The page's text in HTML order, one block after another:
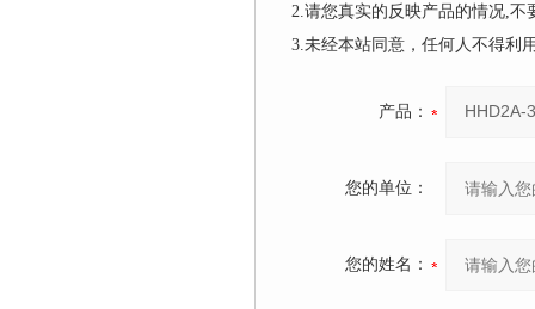
2.请您真实的反映产品的情况,
3.未经本站同意，任何人不得利
产品：
您的单位：
您的姓名：